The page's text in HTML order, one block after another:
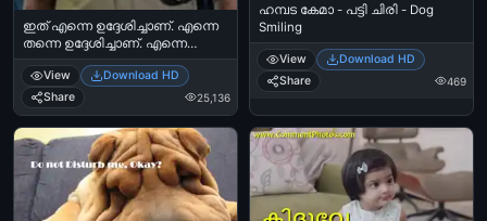
ഇത് എന്നെ ഉദ്ദേശിച്ചാണ്. എന്നെ
തന്നെ ഉദ്ദേശിച്ചാണ്. എന്നെ
മാത്രം ഉദ്ദേശിച്ചാണ് - ജഗതി
ശ്രീകുമാര്‍ - സിഐഡി മൂസ -
Ithu enne udheshichanu. Enne
thanne udheshichanu. Enne
maathram udheshichanu - Jagathi
Sreekumar in CID Moosa
View
Download HD
Share
25,136
ഹമ്പട കേമാ - പട്ടി ചിരി - Dog
Smiling
View
Download HD
Share
469